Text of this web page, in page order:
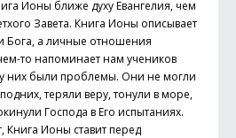
Ионы ближе духу Евангелия, чем
Завета. Книга Ионы описывает
Бога, а личные отношения
то напоминает нам учеников
у них были проблемы. Они не могли
теряли веру, тонули в море,
Господа в Его испытаниях.
Книга Ионы ставит перед